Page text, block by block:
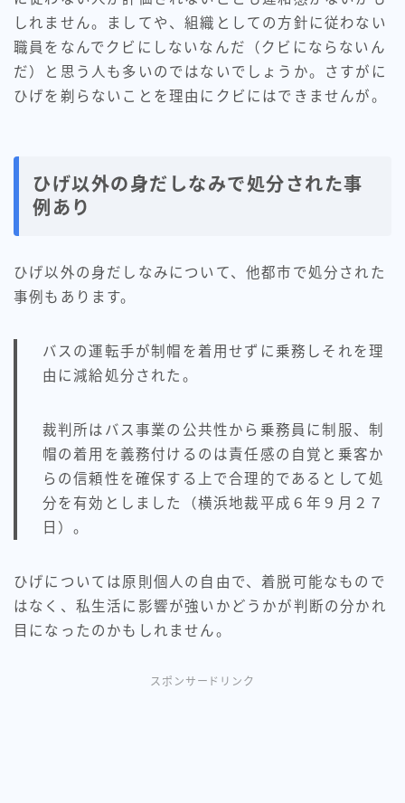
しれません。ましてや、組織としての方針に従わない
職員をなんでクビにしないなんだ（クビにならないん
だ）と思う人も多いのではないでしょうか。さすがに
ひげを剃らないことを理由にクビにはできませんが。
ひげ以外の身だしなみで処分された事
例あり
ひげ以外の身だしなみについて、他都市で処分された
事例もあります。
バスの運転手が制帽を着用せずに乗務しそれを理
由に減給処分された。
裁判所はバス事業の公共性から乗務員に制服、制
帽の着用を義務付けるのは責任感の自覚と乗客か
らの信頼性を確保する上で合理的であるとして処
分を有効としました（横浜地裁平成６年９月２７
日）。
ひげについては原則個人の自由で、着脱可能なもので
はなく、私生活に影響が強いかどうかが判断の分かれ
目になったのかもしれません。
スポンサードリンク